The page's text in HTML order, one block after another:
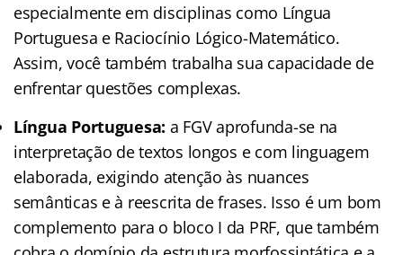
especialmente em disciplinas como Língua
Portuguesa e Raciocínio Lógico-Matemático.
Assim, você também trabalha sua capacidade de
enfrentar questões complexas.
Língua Portuguesa: a FGV aprofunda-se na
interpretação de textos longos e com linguagem
elaborada, exigindo atenção às nuances
semânticas e à reescrita de frases. Isso é um bom
complemento para o bloco I da PRF, que também